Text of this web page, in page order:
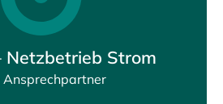
Netzbetrieb Strom
Ansprechpartner